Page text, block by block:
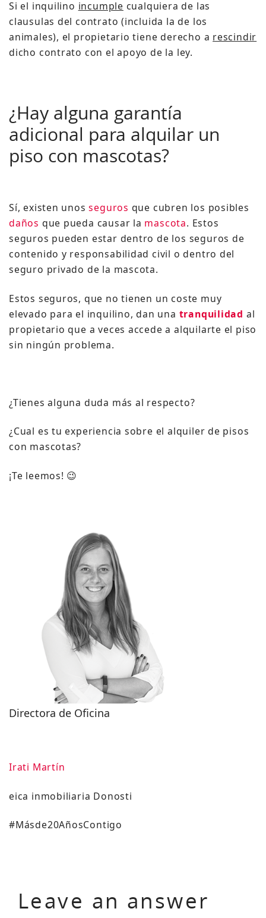
Si el inquilino incumple cualquiera de las
clausulas del contrato (incluida la de los
animales), el propietario tiene derecho a rescindir
dicho contrato con el apoyo de la ley.
¿Hay alguna garantía
adicional para alquilar un
piso con mascotas?
Sí, existen unosseguros que cubren los posibles
daños que pueda causar la mascota. Estos
seguros pueden estar dentro de los seguros de
contenido y responsabilidad civil o dentro del
seguro privado de la mascota.
Estos seguros, que no tienen un coste muy
elevado para el inquilino, dan una tranquilidad al
propietario que a veces accede a alquilarte el piso
sin ningún problema.
¿Tienes alguna duda más al respecto?
¿Cual es tu experiencia sobre el alquiler de pisos
con mascotas?
¡Te leemos! 😉
Directora de Oficina
Irati Martín
eica inmobiliaria Donosti
#Másde20AñosContigo
Leave an answer